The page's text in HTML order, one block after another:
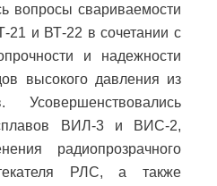
вопросы свариваемости
21 и ВТ-22 в сочетании с
и надежности
высокого давления из
Усовершенствовались
ВИЛ-3 и ВИС-2,
радиопрозрачного
РЛС, а также